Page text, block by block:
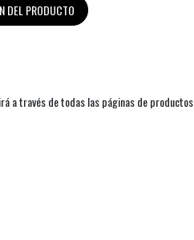
DEL PRODUCTO
a través de todas las páginas de productos.